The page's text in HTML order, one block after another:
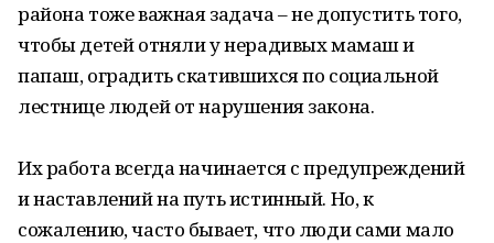
района тоже важная задача – не допустить того,
чтобы детей отняли у нерадивых мамаш и
папаш, оградить скатившихся по социальной
лестнице людей от нарушения закона.
Их работа всегда начинается с предупреждений
и наставлений на путь истинный. Но, к
сожалению, часто бывает, что люди сами мало